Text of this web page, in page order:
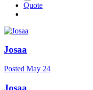
Quote
Josaa
Posted May 24
Josaa